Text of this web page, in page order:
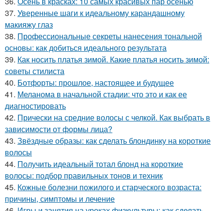
37. Уверенные шаги к идеальному карандашному
макияжу глаз
38. Профессиональные секреты нанесения тональной
основы: как добиться идеального результата
39. Как носить платья зимой. Какие платья носить зимой:
советы стилиста
40. Ботфорты: прошлое, настоящее и будущее
41. Меланома в начальной стадии: что это и как ее
диагностировать
42. Прически на средние волосы с челкой. Как выбрать в
зависимости от формы лица?
43. Звёздные образы: как сделать блондинку на короткие
волосы
44. Получить идеальный тотал блонд на короткие
волосы: подбор правильных тонов и техник
45. Кожные болезни пожилого и старческого возраста:
причины, симптомы и лечение